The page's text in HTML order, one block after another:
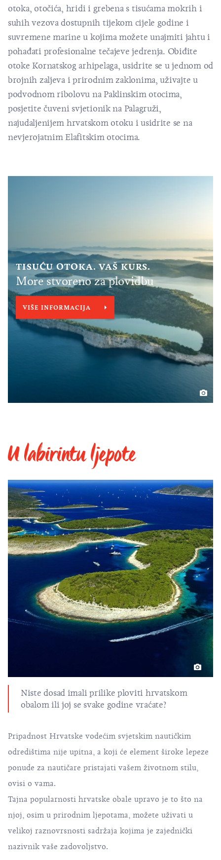
otoka, otočića, hridi i grebena s tisućama mokrih i
suhih vezova dostupnih tijekom cijele godine i
suvremene marine u kojima možete unajmiti jahtu i
pohađati profesionalne tečajeve jedrenja. Obiđite
otoke Kornatskog arhipelaga, usidrite se u jednom od
brojnih zaljeva i prirodnim zaklonima, uživajte u
podvodnom ribolovu na Paklinskim otocima,
posjetite čuveni svjetionik na Palagruži,
najudaljenijem hrvatskom otoku i usidrite se na
nevjerojatnim Elafitskim otocima.
TISUĆU OTOKA. VAŠ KURS.
More stvoreno za plovidbu
VIŠE INFORMACIJA
U labirintu ljepote
Niste dosad imali prilike ploviti hrvatskom
obalom ili joj se svake godine vraćate?
Pripadnost Hrvatske vodećim svjetskim nautičkim
odredištima nije upitna, a koji će element široke lepeze
ponude za nautičare pristajati vašem životnom stilu,
ovisi o vama.
Tajna popularnosti hrvatske obale upravo je to što na
njoj, osim u prirodnim ljepotama, možete uživati u
velikoj raznovrsnosti sadržaja kojima je zajednički
nazivnik vaše zadovoljstvo.